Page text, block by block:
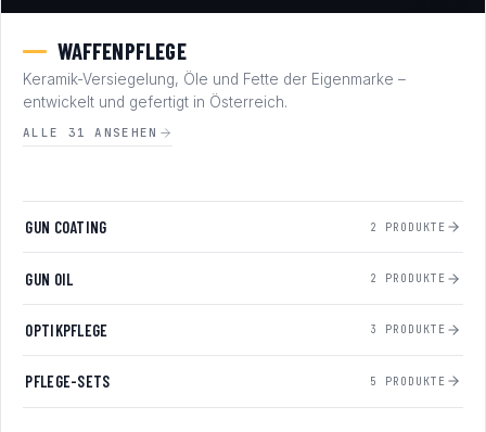
WAFFENPFLEGE
Keramik-Versiegelung, Öle und Fette der Eigenmarke –
entwickelt und gefertigt in Österreich.
ALLE 31 ANSEHEN
GUN COATING 2 PRODUKTE
GUN OIL 2 PRODUKTE
OPTIKPFLEGE 3 PRODUKTE
PFLEGE-SETS 5 PRODUKTE